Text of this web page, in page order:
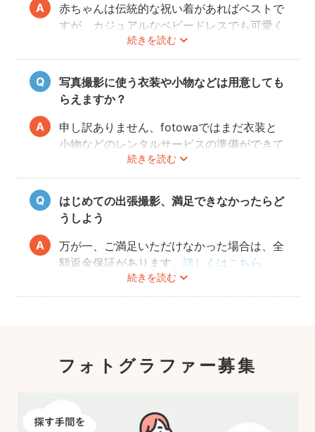
続きを読む
赤ちゃんは伝統的な祝い着があればベストで
すが、カジュアルなベビードレスでも可愛く
写すことができます。またご両親も着物を着
ると雰囲気が出ますが、洋服でもおしゃれな
写真に仕上がります。
写真撮影に使う衣装や小物などは用意しても
らえますか？
続きを読む
申し訳ありません、fotowaではまだ衣装と
小物などのレンタルサービスの準備ができて
おりませんので、お客様ご自身にご用意をお
願いしております。
はじめての出張撮影、満足できなかったらど
うしよう
続きを読む
万が一、ご満足いただけなかった場合は、全
額返金保証があります。詳しくはこちら
フォトグラファー募集